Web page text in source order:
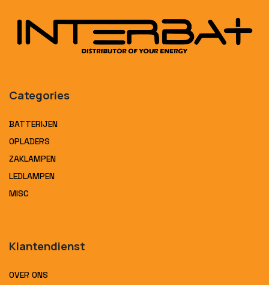
Categories
BATTERIJEN
OPLADERS
ZAKLAMPEN
LEDLAMPEN
MISC
Klantendienst
OVER ONS